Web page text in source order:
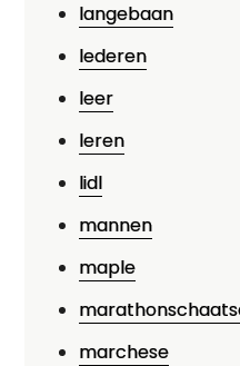
langebaan
lederen
leer
leren
lidl
mannen
maple
marchese